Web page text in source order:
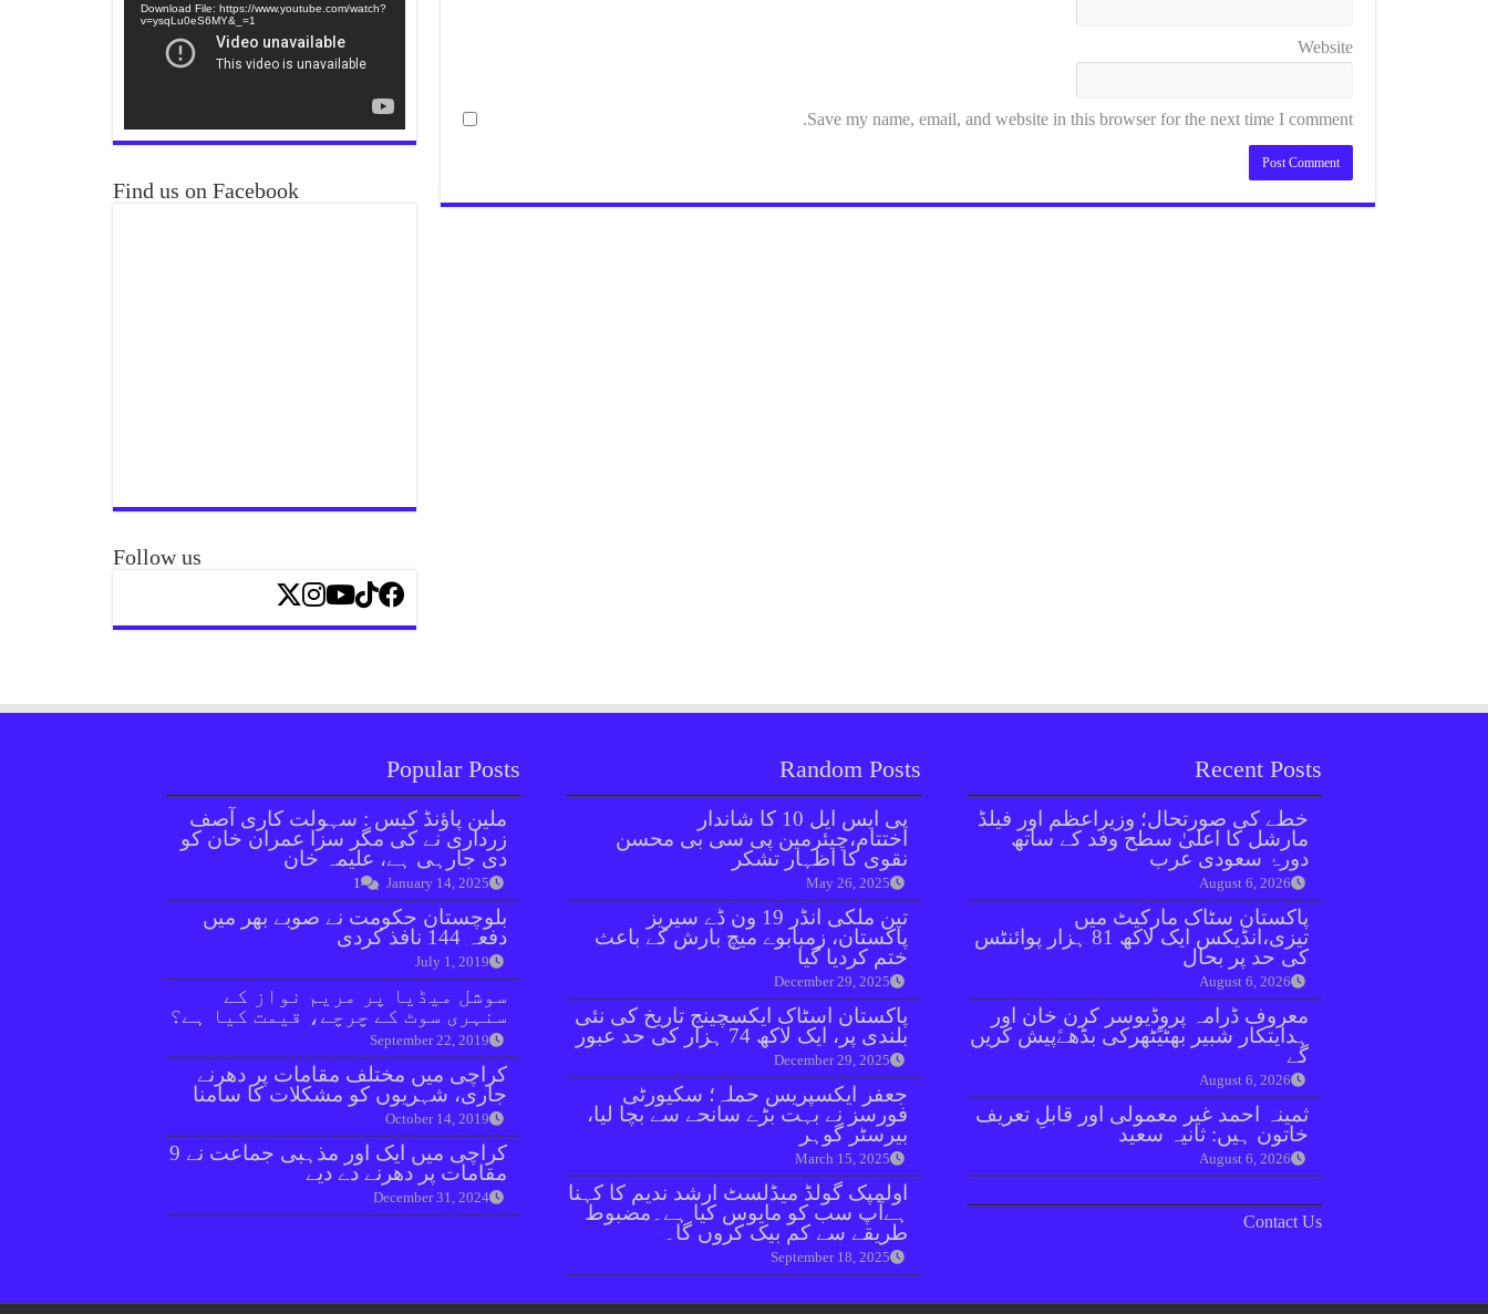
Website
Save my name, email, and website in this browser for the next time I comment.
Download File: https://www.youtube.com/watch?
v=ysqLu0eS6MY&_=1
Find us on Facebook
Follow us
Popular Posts
ملین پاؤنڈ کیس : سہولت کاری آصف
زرداری نے کی مگر سزا عمران خان کو
دی جارہی ہے، علیمہ خان
January 14, 2025
1
بلوچستان حکومت نے صوبے بھر میں
دفعہ 144 نافذ کردی
July 1, 2019
سوشل میڈیا پر مریم نواز کے
سنہری سوٹ کے چرچے، قیمت کیا ہے؟
September 22, 2019
کراچی میں مختلف مقامات پر دھرنے
جاری، شہریوں کو مشکلات کا سامنا
October 14, 2019
کراچی میں ایک اور مذہبی جماعت نے 9
مقامات پر دھرنے دے دیے
December 31, 2024
Random Posts
پی ایس ایل 10 کا شاندار
اختتام،چیئرمین پی سی بی محسن
نقوی کا اظہار تشکر
May 26, 2025
تین ملکی انڈر 19 ون ڈے سیریز
پاکستان، زمبابوے میچ بارش کے باعث
ختم کردیا گیا
December 29, 2025
پاکستان اسٹاک ایکسچینج تاریخ کی نئی
بلندی پر، ایک لاکھ 74 ہزار کی حد عبور
December 29, 2025
جعفر ایکسپریس حملہ؛ سکیورٹی
فورسز نے بہت بڑے سانحے سے بچا لیا،
بیرسٹر گوہر
March 15, 2025
اولمپک گولڈ میڈلسٹ ارشد ندیم کا کہنا
ہےآپ سب کو مایوس کیا ہے۔مضبوط
طریقے سے کم بیک کروں گا۔
September 18, 2025
Recent Posts
خطے کی صورتحال؛ وزیراعظم اور فیلڈ
مارشل کا اعلیٰ سطح وفد کے ساتھ
دورۂ سعودی عرب
August 6, 2026
پاکستان سٹاک مارکیٹ میں
تیزی،انڈیکس ایک لاکھ 81 ہزار پوائنٹس
کی حد پر بحال
August 6, 2026
معروف ڈرامہ پروڈیوسر کرن خان اور
ہدایتکار شبیر بھٹیًٹھرکی بڈھےًپیش کریں
گے
August 6, 2026
ثمینہ احمد غیر معمولی اور قابلِ تعریف
خاتون ہیں: ثانیہ سعید
August 6, 2026
Contact Us